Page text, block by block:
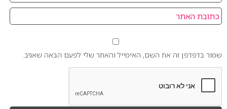
שמור בדפדפן זה את השם, האימייל והאתר שלי לפעם הבאה שאגיב.